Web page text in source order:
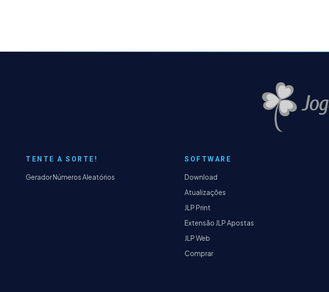
TENTE A SORTE!
Gerador Números Aleatórios
SOFTWARE
Download
Atualizações
JLP Print
Extensão JLP Apostas
JLP Web
Comprar